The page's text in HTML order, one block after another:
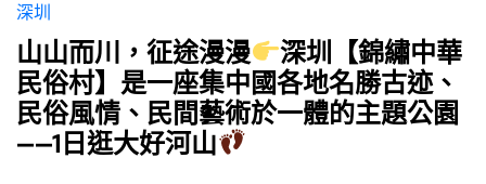
深圳
山山而川，征途漫漫
深圳【錦繡中華
民俗村】是一座集中國各地名勝古迹、
民俗風情、民間藝術於一體的主題公園
——1日逛大好河山